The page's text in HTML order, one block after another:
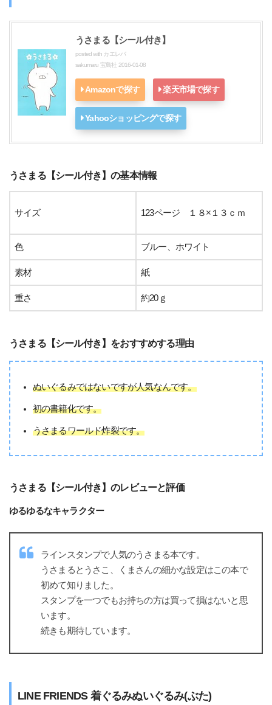
うさまる【シール付き】
posted with カエレバ
sakumaru 宝島社 2016-01-08
Amazonで探す 楽天市場で探す
Yahooショッピングで探す
うさまる【シール付き】の基本情報
サイズ 123ページ １８×１３ｃｍ
色 ブルー、ホワイト
素材 紙
重さ 約20ｇ
うさまる【シール付き】をおすすめする理由
ぬいぐるみではないですが人気なんです。
初の書籍化です。
うさまるワールド炸裂です。
うさまる【シール付き】のレビューと評価
ゆるゆるなキャラクター
ラインスタンプで人気のうさまる本です。
うさまるとうさこ、くまさんの細かな設定はこの本で
初めて知りました。
スタンプを一つでもお持ちの方は買って損はないと思
います。
続きも期待しています。
LINE FRIENDS 着ぐるみぬいぐるみ(ぶた)